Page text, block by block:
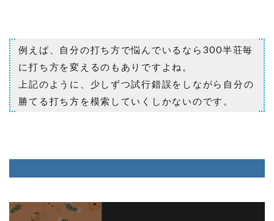
例えば、自分の打ち方で悩んでいるなら300半荘毎
に打ち方を変えるのもありですよね。
上記のように、少しずつ試行錯誤をしながら自分の
勝てる打ち方を模索していくしかないのです。